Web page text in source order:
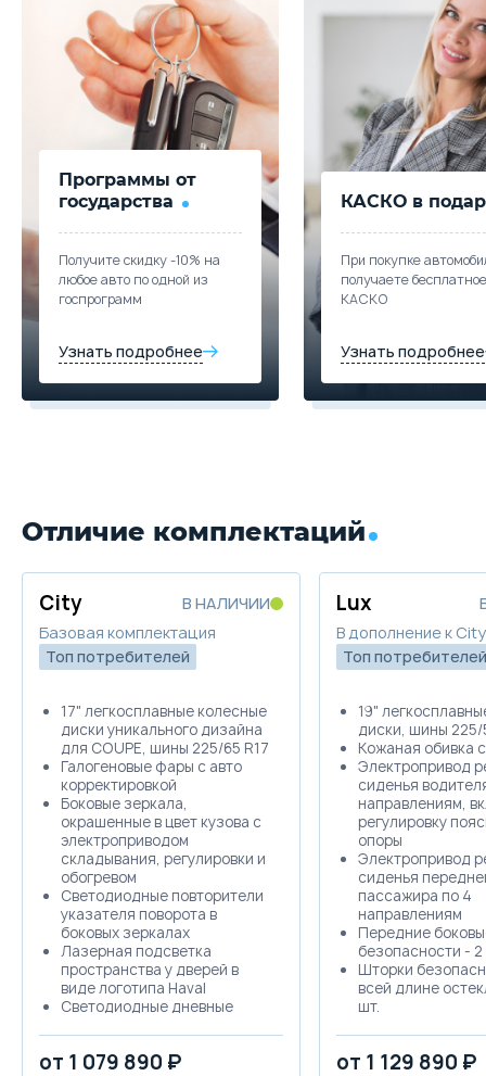
Программы от
государства
Получите скидку -10% на
любое авто по одной из
госпрограмм
Узнать подробнее
КАСКО в
При покупке
получаете бесплатное
КАСКО
Узнать подробнее
Отличие комплектаций
City
В НАЛИЧИИ
Базовая комплектация
Топ потребителей
17" легкосплавные колесные
диски уникального дизайна
для COUPE, шины 225/65 R17
Галогеновые фары с авто
корректировкой
Боковые зеркала,
окрашенные в цвет кузова с
электроприводом
складывания, регулировки и
обогревом
Светодиодные повторители
указателя поворота в
боковых зеркалах
Лазерная подсветка
пространства у дверей в
виде логотипа Haval
Светодиодные дневные
верхней части двери
от 1 079 890 ₽
Lux
В дополнение к City
Топ потребителей
19"
диски, шины 225/
Кожаная обивка
Электропривод
сиденья
направлениям,
регулировку
опоры
Электропривод
сиденья
пассажира по 4
направлениям
Передние
безопасности - 2
Шторки
всей длине
шт.
от 1 129 890 ₽